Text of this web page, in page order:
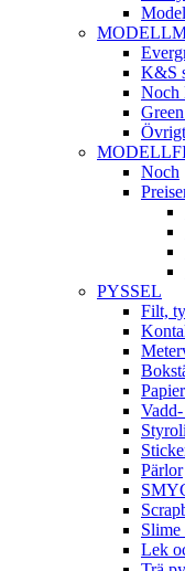
K&S
Noch
Noch
PYSSEL
Filt,
Pärlor
Slime
Lek